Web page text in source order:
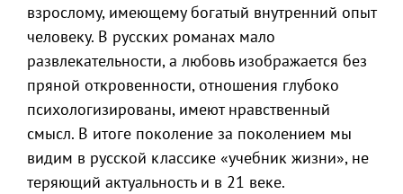
взрослому, имеющему богатый внутренний опыт
человеку. В русских романах мало
развлекательности, а любовь изображается без
пряной откровенности, отношения глубоко
психологизированы, имеют нравственный
смысл. В итоге поколение за поколением мы
видим в русской классике «учебник жизни», не
теряющий актуальность и в 21 веке.